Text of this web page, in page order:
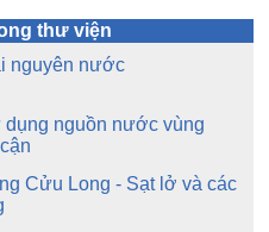
thư viện
nguyên nước
nguồn nước vùng
Cửu Long - Sạt lở và các